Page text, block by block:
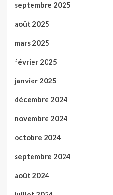
septembre 2025
août 2025
mars 2025
février 2025
janvier 2025
décembre 2024
novembre 2024
octobre 2024
septembre 2024
août 2024